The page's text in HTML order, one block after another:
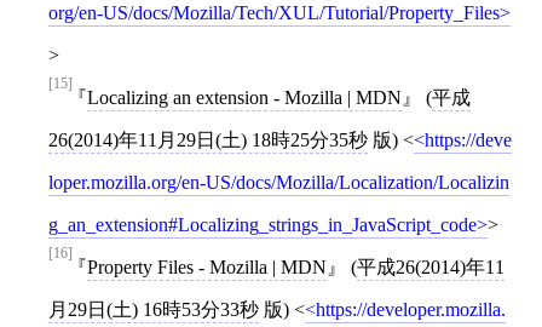
org/en-US/docs/Mozilla/Tech/XUL/Tutorial/Property_Files
>
[15]
Localizing an extension - Mozilla | MDN (平成
26(2014)年11月29日(土) 18時25分35秒 版) < https://deve
loper.mozilla.org/en-US/docs/Mozilla/Localization/Localizin
g_an_extension#Localizing_strings_in_JavaScript_code >
[16]
Property Files - Mozilla | MDN (平成26(2014)年11
月29日(土) 16時53分33秒 版) < https://developer.mozilla.